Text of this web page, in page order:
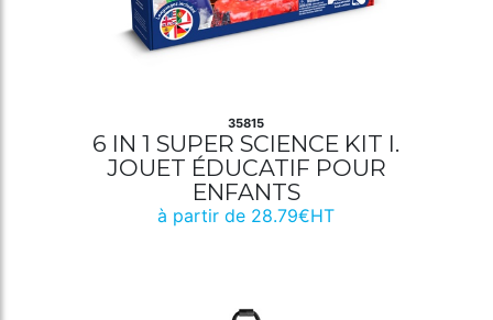
35815
6 IN 1 SUPER SCIENCE KIT I.
JOUET ÉDUCATIF POUR
ENFANTS
à partir de 28.79€HT